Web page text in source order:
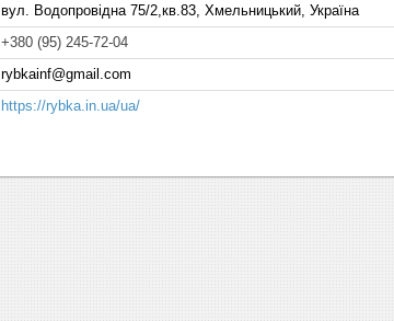
вул. Водопровідна 75/2,кв.83, Хмельницький, Україна
+380 (95) 245-72-04
rybkainf@gmail.com
https://rybka.in.ua/ua/